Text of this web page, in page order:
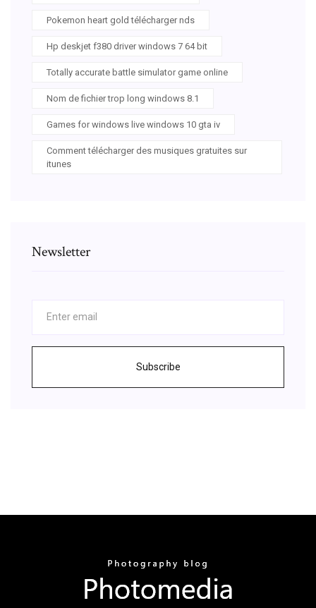
Pokemon heart gold télécharger nds
Hp deskjet f380 driver windows 7 64 bit
Totally accurate battle simulator game online
Nom de fichier trop long windows 8.1
Games for windows live windows 10 gta iv
Comment télécharger des musiques gratuites sur
itunes
Newsletter
Subscribe